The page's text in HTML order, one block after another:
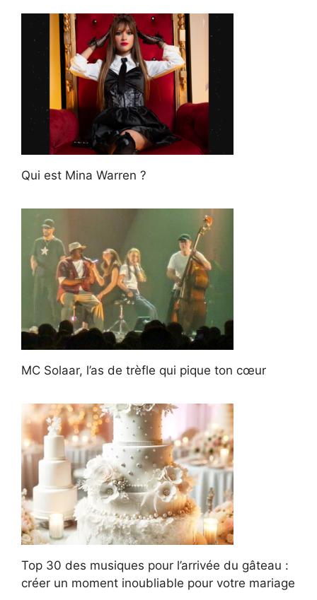
Qui est Mina Warren ?
MC Solaar, l’as de trèfle qui pique ton cœur
Top 30 des musiques pour l’arrivée du gâteau :
créer un moment inoubliable pour votre mariage